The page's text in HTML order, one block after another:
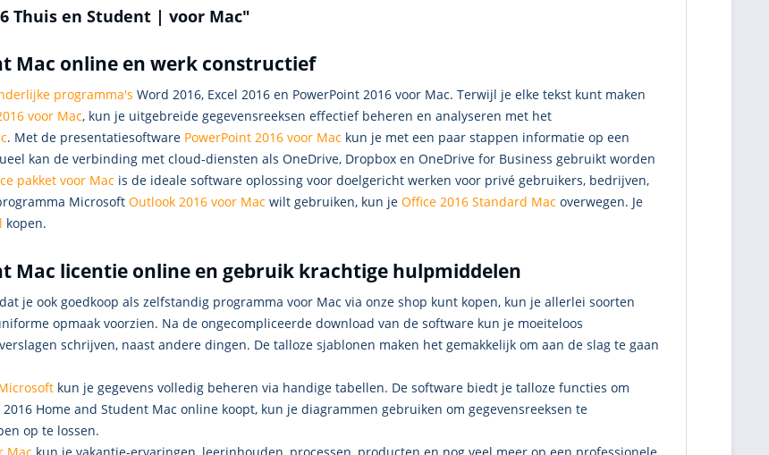
Thuis en Student | voor Mac"
Mac online en werk constructief
programma's Word 2016, Excel 2016 en PowerPoint 2016 voor Mac. Terwijl je elke tekst kunt maken
voor Mac, kun je uitgebreide gegevensreeksen effectief beheren en analyseren met het
. Met de presentatiesoftware PowerPoint 2016 voor Mac kun je met een paar stappen informatie op een
kan de verbinding met cloud-diensten als OneDrive, Dropbox en OneDrive for Business gebruikt worden
pakket voor Mac is de ideale software oplossing voor doelgericht werken voor privé gebruikers, bedrijven,
Microsoft Outlook 2016 voor Mac wilt gebruiken, kun je Office 2016 Standard Mac overwegen. Je
kopen.
Mac licentie online en gebruik krachtige hulpmiddelen
je ook goedkoop als zelfstandig programma voor Mac via onze shop kunt kopen, kun je allerlei soorten
opmaak voorzien. Na de ongecompliceerde download van de software kun je moeiteloos
schrijven, naast andere dingen. De talloze sjablonen maken het gemakkelijk om aan de slag te gaan
kun je gegevens volledig beheren via handige tabellen. De software biedt je talloze functies om
Home and Student Mac online koopt, kun je diagrammen gebruiken om gegevensreeksen te
op te lossen.